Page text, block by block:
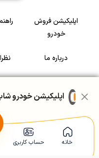
خانه حساب کاربری
اپلیکیشن فروش
خودرو
درباره ما
سرمایه گذاری در
Khodroshop.ir
اپلیکیشن خودرو